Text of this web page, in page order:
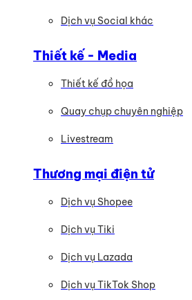
Dịch vụ Social khác
Thiết kế - Media
Thiết kế đồ họa
Quay chụp chuyên nghiệp
Livestream
Thương mại điện tử
Dịch vụ Shopee
Dịch vụ Tiki
Dịch vụ Lazada
Dịch vụ TikTok Shop